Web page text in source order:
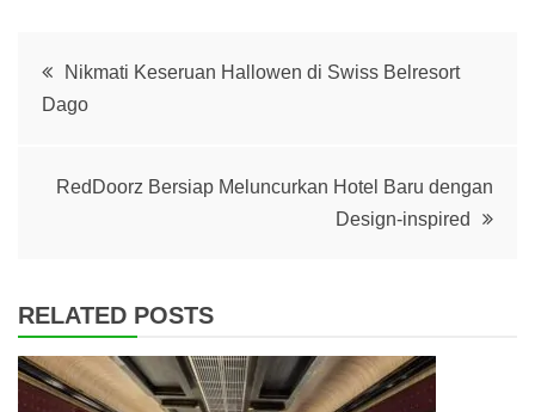
Post
navigation
Nikmati Keseruan Hallowen di Swiss Belresort
Dago
RedDoorz Bersiap Meluncurkan Hotel Baru dengan
Design-inspired
RELATED POSTS